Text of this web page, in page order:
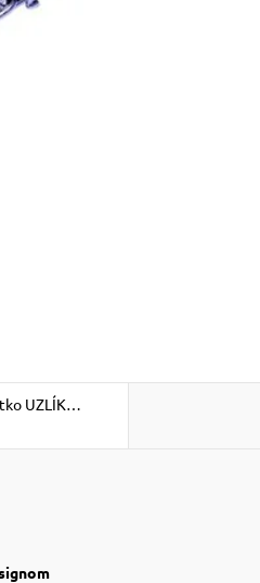
UZLÍK